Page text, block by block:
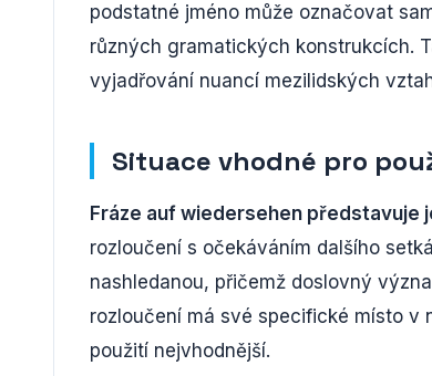
podstatné jméno může označovat
různých gramatických konstrukcích.
vyjadřování nuancí mezilidských
Situace vhodné pro
Fráze auf wiedersehen představuje
rozloučení s očekáváním dalšího
nashledanou, přičemž doslovný
rozloučení má své specifické místo v
použití nejvhodnější.